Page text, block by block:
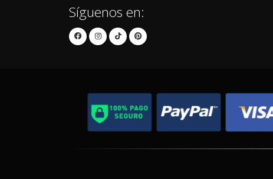
Síguenos en: